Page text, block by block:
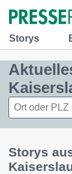
Storys
Storys